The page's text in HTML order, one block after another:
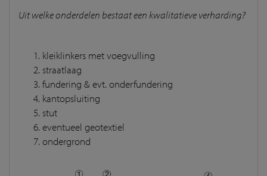
Uit welke onderdelen bestaat een kwalitatieve verharding?
kleiklinkers met voegvulling
straatlaag
fundering & evt. onderfundering
kantopsluiting
stut
eventueel geotextiel
ondergrond